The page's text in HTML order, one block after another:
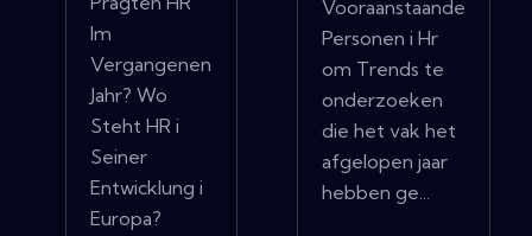
Im
Vergangenen
Jahr? Wo
Steht HR i
Seiner
Entwicklung i
Europa?
Vooraanstaande
Personen i Hr
om Trends te
onderzoeken
die het vak het
afgelopen jaar
hebben ge...